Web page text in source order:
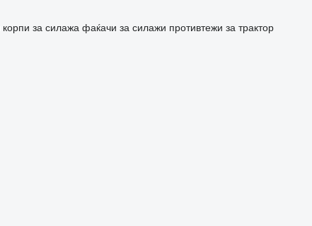
корпи за силажа фаќачи за силажи противтежи за трактор